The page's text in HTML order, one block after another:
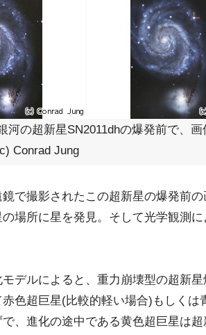
河の超新星SN2011dhの爆発前で、画
Conrad Jung
で撮影されたこの超新星の爆発前
場所に星を発見。そして光学観測
モデルによると、重力崩壊型の超新
色超巨星(比較的軽い場合)もしく
、進化の途中である黄色超巨星は